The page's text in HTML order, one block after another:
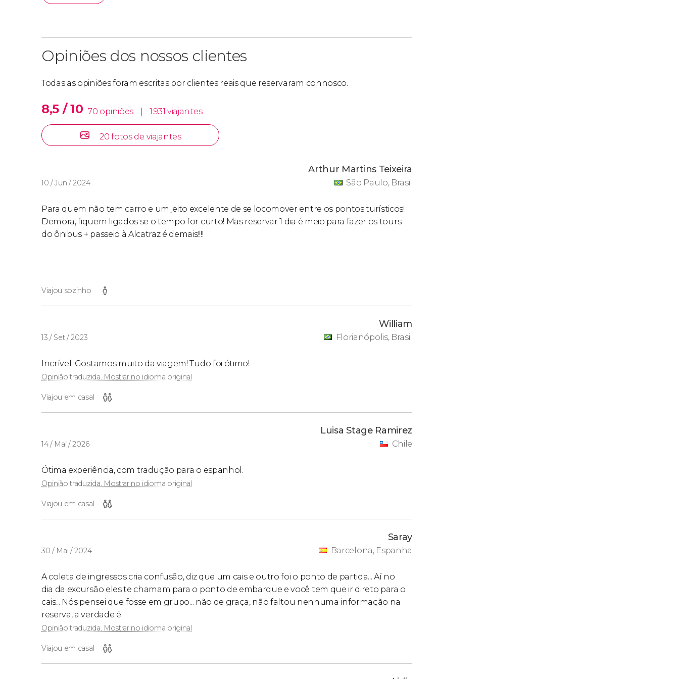
Opiniões dos nossos clientes
Todas as opiniões foram escritas por clientes reais que reservaram connosco.
8,5 / 10 70 opiniões 1.931 viajantes
20 fotos de viajantes
10 / Jun / 2024
Arthur Martins Teixeira
São Paulo, Brasil
Para quem não tem carro e um jeito excelente de se locomover entre os pontos turísticos!
Demora, fiquem ligados se o tempo for curto! Mas reservar 1 dia é meio para fazer os tours
do ônibus + passeio à Alcatraz é demais!!!!
Viajou sozinho
13 / Set / 2023
William
Florianópolis, Brasil
Incrível! Gostamos muito da viagem! Tudo foi ótimo!
Opinião traduzida. Mostrar no idioma original
Viajou em casal
14 / Mai / 2026
Luisa Stage Ramirez
Chile
Ótima experiência, com tradução para o espanhol.
Opinião traduzida. Mostrar no idioma original
Viajou em casal
30 / Mai / 2024
Saray
Barcelona, Espanha
A coleta de ingressos cria confusão, diz que um cais e outro foi o ponto de partida... Aí no
dia da excursão eles te chamam para o ponto de embarque e você tem que ir direto para o
cais... Nós pensei que fosse em grupo... não de graça, não faltou nenhuma informação na
reserva, a verdade é.
Opinião traduzida. Mostrar no idioma original
Viajou em casal